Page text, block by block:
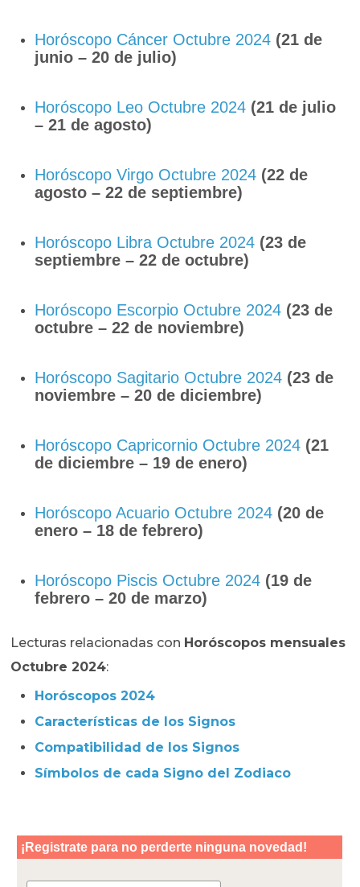
Horóscopo Cáncer Octubre 2024 (21 de
junio – 20 de julio)
Horóscopo Leo Octubre 2024 (21 de julio
– 21 de agosto)
Horóscopo Virgo Octubre 2024 (22 de
agosto – 22 de septiembre)
Horóscopo Libra Octubre 2024 (23 de
septiembre – 22 de octubre)
Horóscopo Escorpio Octubre 2024 (23 de
octubre – 22 de noviembre)
Horóscopo Sagitario Octubre 2024 (23 de
noviembre – 20 de diciembre)
Horóscopo Capricornio Octubre 2024 (21
de diciembre – 19 de enero)
Horóscopo Acuario Octubre 2024 (20 de
enero – 18 de febrero)
Horóscopo Piscis Octubre 2024 (19 de
febrero – 20 de marzo)
Lecturas relacionadas con Horóscopos mensuales
Octubre 2024:
Horóscopos 2024
Características de los Signos
Compatibilidad de los Signos
Símbolos de cada Signo del Zodiaco